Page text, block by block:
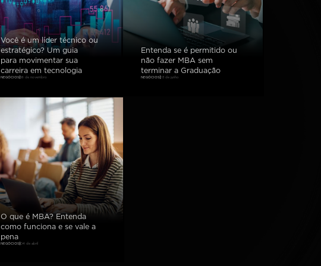
Você é um líder técnico ou
estratégico? Um guia
para movimentar sua
carreira em tecnologia
NEGÓCIOS 18 de novembro
Entenda se é permitido ou
não fazer MBA sem
terminar a Graduação
NEGÓCIOS 03 de junho
O que é MBA? Entenda
como funciona e se vale a
pena
NEGÓCIOS 04 de abril